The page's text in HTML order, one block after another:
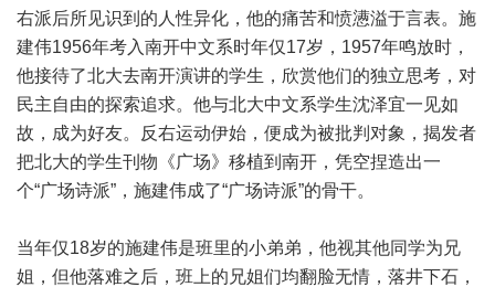
右派后所见识到的人性异化，他的痛苦和愤懑溢于言表。施
建伟1956年考入南开中文系时年仅17岁，1957年鸣放时，
他接待了北大去南开演讲的学生，欣赏他们的独立思考，对
民主自由的探索追求。他与北大中文系学生沈泽宜一见如
故，成为好友。反右运动伊始，便成为被批判对象，揭发者
把北大的学生刊物《广场》移植到南开，凭空捏造出一
个“广场诗派”，施建伟成了“广场诗派”的骨干。
当年仅18岁的施建伟是班里的小弟弟，他视其他同学为兄
姐，但他落难之后，班上的兄姐们均翻脸无情，落井下石，